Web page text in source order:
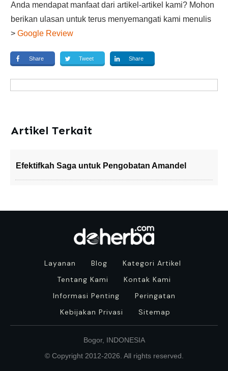
Anda mendapat manfaat dari artikel-artikel kami? Mohon
berikan ulasan untuk terus menyemangati kami menulis
> Google Review
Share Tweet Share
Artikel Terkait
Efektifkah Saga untuk Pengobatan Amandel
Layanan Blog
Kategori Artikel
Tentang Kami
Kontak Kami
Informasi Penting
Peringatan
Kebijakan Privasi
Sitemap
Bogor, INDONESIA
© Copyright 2012-2026. All rights reserved.